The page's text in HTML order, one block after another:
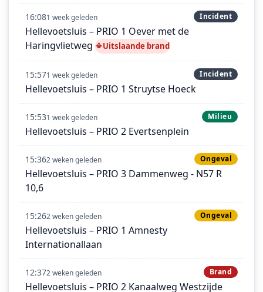
16:081 week geleden Incident
Hellevoetsluis – PRIO 1 Oever met de
Haringvlietweg
Uitslaande brand
15:571 week geleden Incident
Hellevoetsluis – PRIO 1 Struytse Hoeck
15:531 week geleden Milieu
Hellevoetsluis – PRIO 2 Evertsenplein
15:362 weken geleden Ongeval
Hellevoetsluis – PRIO 3 Dammenweg - N57 R
10,6
15:262 weken geleden Ongeval
Hellevoetsluis – PRIO 1 Amnesty
Internationallaan
12:372 weken geleden Brand
Hellevoetsluis – PRIO 2 Kanaalweg Westzijde